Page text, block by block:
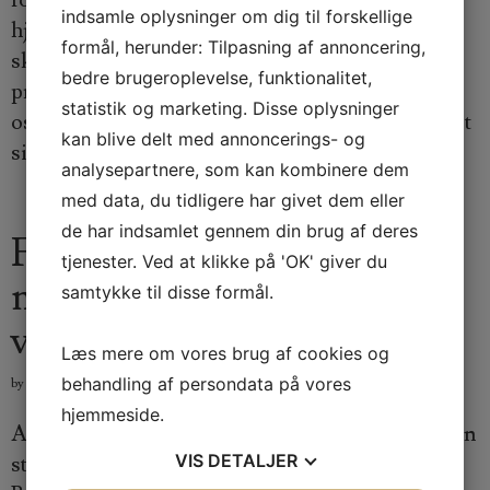
hjælp hos en osteopat til baby for at sikre en
skånsom og effektiv behandling af små
problemer, som deres barn måtte have. En
osteopat til baby i Nordsjælland har specialiseret
sig i at…
Få professionel og effektiv
massage i Ballerup for øget
velvære
by JØRGEN JENSEN,Posted onoktober 11, 2025
At finde den rette massage i Ballerup kan gøre en
stor forskel for både krop og sind. Massage i
indsamle oplysninger om dig til forskellige
formål, herunder: Tilpasning af annoncering,
bedre brugeroplevelse, funktionalitet,
statistik og marketing. Disse oplysninger
kan blive delt med annoncerings- og
analysepartnere, som kan kombinere dem
med data, du tidligere har givet dem eller
de har indsamlet gennem din brug af deres
tjenester. Ved at klikke på 'OK' giver du
samtykke til disse formål.
Læs mere om vores brug af cookies og
behandling af persondata på vores
hjemmeside.
VIS DETALJER